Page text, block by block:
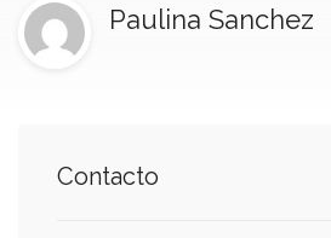
Paulina Sanchez
Contacto